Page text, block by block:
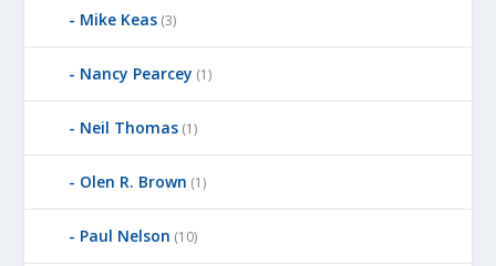
Mike Keas (3)
Nancy Pearcey (1)
Neil Thomas (1)
Olen R. Brown (1)
Paul Nelson (10)